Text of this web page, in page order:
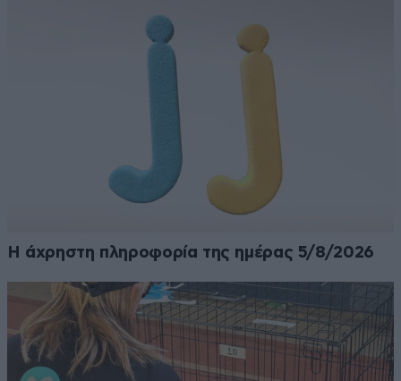
Η άχρηστη πληροφορία της ημέρας 5/8/2026